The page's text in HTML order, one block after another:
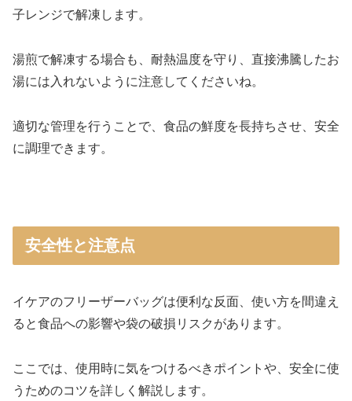
子レンジで解凍します。
湯煎で解凍する場合も、耐熱温度を守り、直接沸騰したお
湯には入れないように注意してくださいね。
適切な管理を行うことで、食品の鮮度を長持ちさせ、安全
に調理できます。
安全性と注意点
イケアのフリーザーバッグは便利な反面、使い方を間違え
ると食品への影響や袋の破損リスクがあります。
ここでは、使用時に気をつけるべきポイントや、安全に使
うためのコツを詳しく解説します。